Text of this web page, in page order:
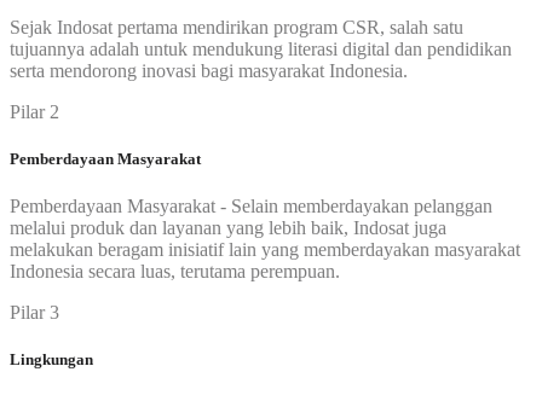
Sejak Indosat pertama mendirikan program CSR, salah satu
tujuannya adalah untuk mendukung literasi digital dan pendidikan
serta mendorong inovasi bagi masyarakat Indonesia.
Pilar 2
Pemberdayaan Masyarakat
Pemberdayaan Masyarakat - Selain memberdayakan pelanggan
melalui produk dan layanan yang lebih baik, Indosat juga
melakukan beragam inisiatif lain yang memberdayakan masyarakat
Indonesia secara luas, terutama perempuan.
Pilar 3
Lingkungan